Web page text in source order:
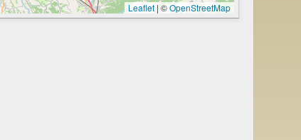
Leaflet | ©OpenStreetMap